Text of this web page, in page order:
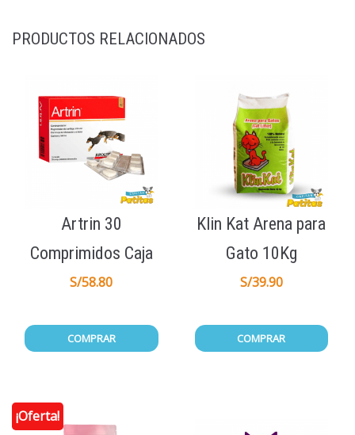
PRODUCTOS RELACIONADOS
Artrin 30
Comprimidos Caja
S/58.80
COMPRAR
Klin Kat Arena para
Gato 10Kg
S/39.90
COMPRAR
¡Oferta!